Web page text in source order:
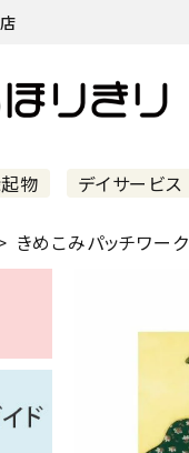
物 デイサービス
きめこみパッチワーク